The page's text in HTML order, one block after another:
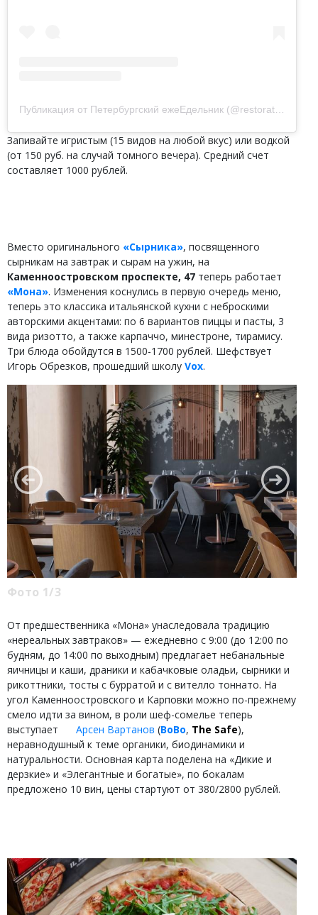
Запивайте игристым (15 видов на любой вкус) или водкой
(от 150 руб. на случай томного вечера). Средний счет
составляет 1000 рублей.
Вместо оригинального «Сырника», посвященного
сырникам на завтрак и сырам на ужин, на
Каменноостровском проспекте, 47 теперь работает
«Мона». Изменения коснулись в первую очередь меню,
теперь это классика итальянской кухни с неброскими
авторскими акцентами: по 6 вариантов пиццы и пасты, 3
вида ризотто, а также карпаччо, минестроне, тирамису.
Три блюда обойдутся в 1500-1700 рублей. Шефствует
Игорь Обрезков, прошедший школу Vox.
Фото 1/3
От предшественника «Мона» унаследовала традицию
«нереальных завтраков» — ежедневно с 9:00 (до 12:00 по
будням, до 14:00 по выходным) предлагает небанальные
яичницы и каши, драники и кабачковые оладьи, сырники и
рикоттники, тосты с бурратой и с вителло тоннато. На
угол Каменноостровского и Карповки можно по-прежнему
смело идти за вином, в роли шеф-сомелье теперь
выступает
Арсен Вартанов (BoBo, The Safe),
неравнодушный к теме органики, биодинамики и
натуральности. Основная карта поделена на «Дикие и
дерзкие» и «Элегантные и богатые», по бокалам
предложено 10 вин, цены стартуют от 380/2800 рублей.